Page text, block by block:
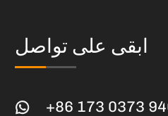
ابقى على تواصل
+86 173 0373